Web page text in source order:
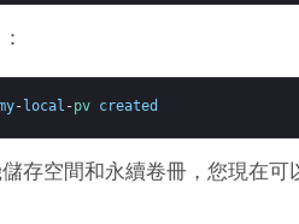
-local -pv created
存空間和永續卷冊，您現在